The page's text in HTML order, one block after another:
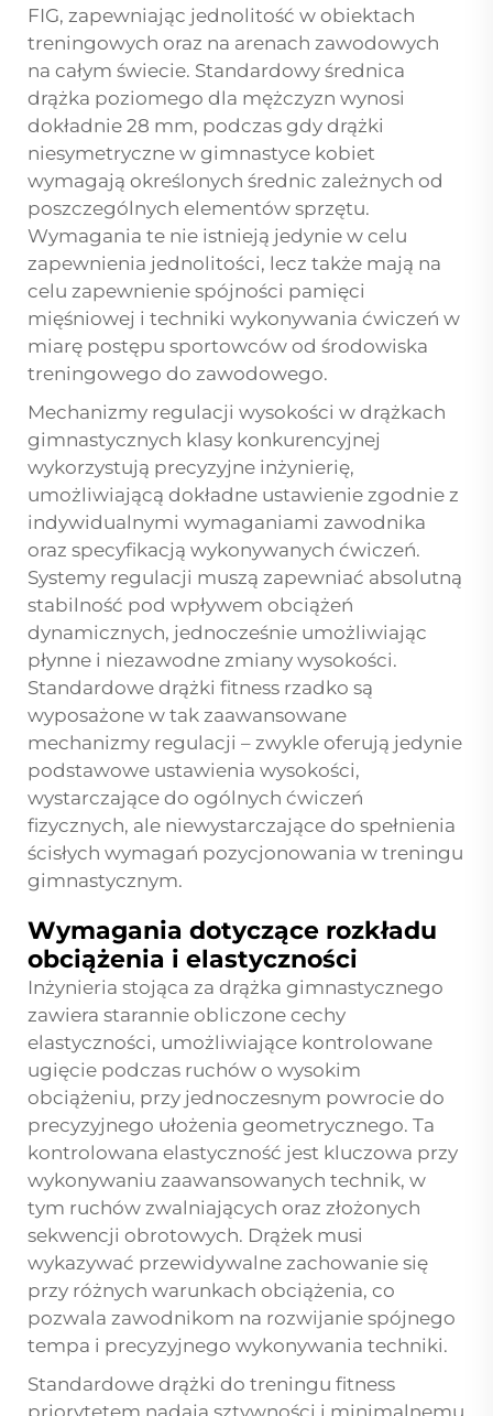
FIG, zapewniając jednolitość w obiektach
treningowych oraz na arenach zawodowych
na całym świecie. Standardowy średnica
drążka poziomego dla mężczyzn wynosi
dokładnie 28 mm, podczas gdy drążki
niesymetryczne w gimnastyce kobiet
wymagają określonych średnic zależnych od
poszczególnych elementów sprzętu.
Wymagania te nie istnieją jedynie w celu
zapewnienia jednolitości, lecz także mają na
celu zapewnienie spójności pamięci
mięśniowej i techniki wykonywania ćwiczeń w
miarę postępu sportowców od środowiska
treningowego do zawodowego.
Mechanizmy regulacji wysokości w drążkach
gimnastycznych klasy konkurencyjnej
wykorzystują precyzyjne inżynierię,
umożliwiającą dokładne ustawienie zgodnie z
indywidualnymi wymaganiami zawodnika
oraz specyfikacją wykonywanych ćwiczeń.
Systemy regulacji muszą zapewniać absolutną
stabilność pod wpływem obciążeń
dynamicznych, jednocześnie umożliwiając
płynne i niezawodne zmiany wysokości.
Standardowe drążki fitness rzadko są
wyposażone w tak zaawansowane
mechanizmy regulacji – zwykle oferują jedynie
podstawowe ustawienia wysokości,
wystarczające do ogólnych ćwiczeń
fizycznych, ale niewystarczające do spełnienia
ścisłych wymagań pozycjonowania w treningu
gimnastycznym.
Wymagania dotyczące rozkładu
obciążenia i elastyczności
Inżynieria stojąca za drążka gimnastycznego
zawiera starannie obliczone cechy
elastyczności, umożliwiające kontrolowane
ugięcie podczas ruchów o wysokim
obciążeniu, przy jednoczesnym powrocie do
precyzyjnego ułożenia geometrycznego. Ta
kontrolowana elastyczność jest kluczowa przy
wykonywaniu zaawansowanych technik, w
tym ruchów zwalniających oraz złożonych
sekwencji obrotowych. Drążek musi
wykazywać przewidywalne zachowanie się
przy różnych warunkach obciążenia, co
pozwala zawodnikom na rozwijanie spójnego
tempa i precyzyjnego wykonywania techniki.
Standardowe drążki do treningu fitness
priorytetem nadają sztywności i minimalnemu